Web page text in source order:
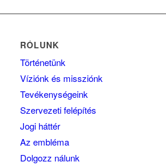
RÓLUNK
Történetünk
Víziónk és missziónk
Tevékenységeink
Szervezeti felépítés
Jogi háttér
Az embléma
Dolgozz nálunk